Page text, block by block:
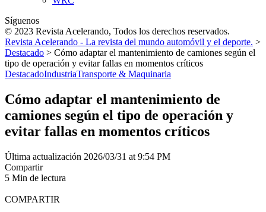
Síguenos
© 2023 Revista Acelerando, Todos los derechos reservados.
Revista Acelerando - La revista del mundo automóvil y el deporte. >
Destacado > Cómo adaptar el mantenimiento de camiones según el
tipo de operación y evitar fallas en momentos críticos
DestacadoIndustriaTransporte & Maquinaria
Cómo adaptar el mantenimiento de
camiones según el tipo de operación y
evitar fallas en momentos críticos
Última actualización 2026/03/31 at 9:54 PM
Compartir
5 Min de lectura
COMPARTIR